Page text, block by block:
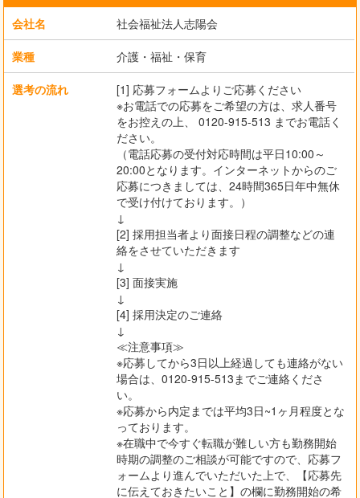
会社名 社会福祉法人志陽会
業種 介護・福祉・保育
選考の流れ
[1] 応募フォームよりご応募ください
※お電話での応募をご希望の方は、求人番号
をお控えの上、 0120-915-513 までお電話く
ださい。
（電話応募の受付対応時間は平日10:00～
20:00となります。インターネットからのご
応募につきましては、24時間365日年中無休
で受け付けております。）
↓
[2] 採用担当者より面接日程の調整などの連
絡をさせていただきます
↓
[3] 面接実施
↓
[4] 採用決定のご連絡
↓
≪注意事項≫
※応募してから3日以上経過しても連絡がない
場合は、0120-915-513までご連絡くださ
い。
※応募から内定までは平均3日~1ヶ月程度とな
っております。
※在職中で今すぐ転職が難しい方も勤務開始
時期の調整のご相談が可能ですので、応募フ
ォームより進んでいただいた上で、【応募先
に伝えておきたいこと】の欄に勤務開始の希